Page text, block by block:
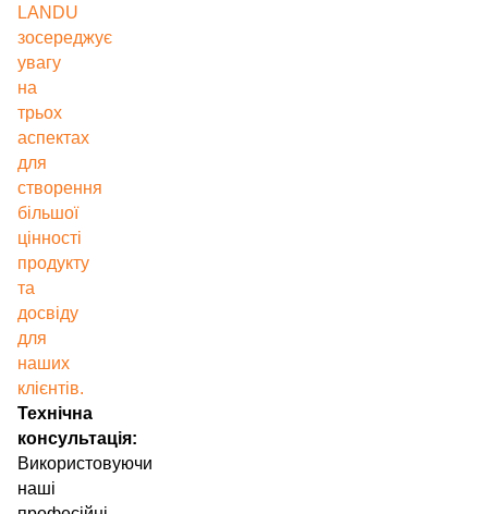
LANDU
зосереджує
увагу
на
трьох
аспектах
для
створення
більшої
цінності
продукту
та
досвіду
для
наших
клієнтів.
Технічна
консультація:
Використовуючи
наші